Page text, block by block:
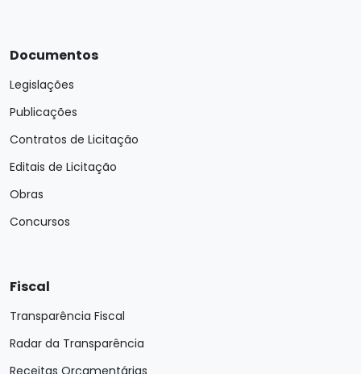
Documentos
Legislações
Publicações
Contratos de Licitação
Editais de Licitação
Obras
Concursos
Fiscal
Transparência Fiscal
Radar da Transparência